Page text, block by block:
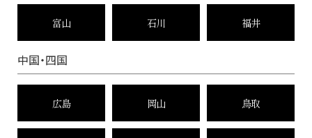
富山 石川 福井
中国・四国
広島 岡山 鳥取